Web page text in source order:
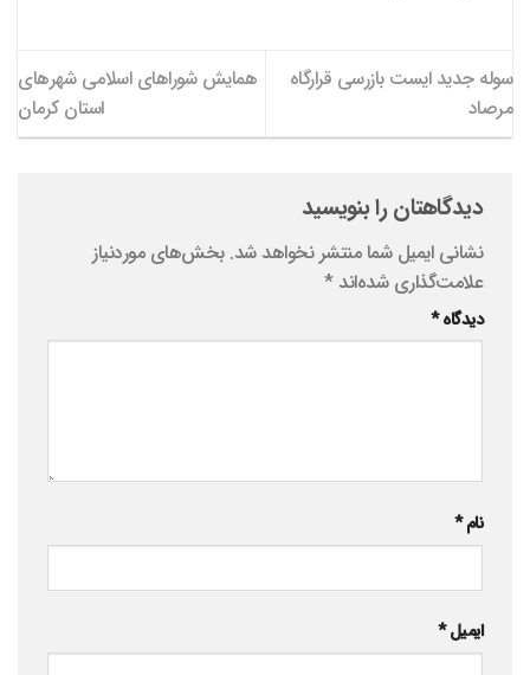
سوله جدید ایست بازرسی قرارگاه
مرصاد
همایش شوراهای اسلامی شهرهای
استان کرمان
دیدگاهتان را بنویسید
نشانی ایمیل شما منتشر نخواهد شد. بخش‌های موردنیاز
علامت‌گذاری شده‌اند*
دیدگاه*
نام*
ایمیل*